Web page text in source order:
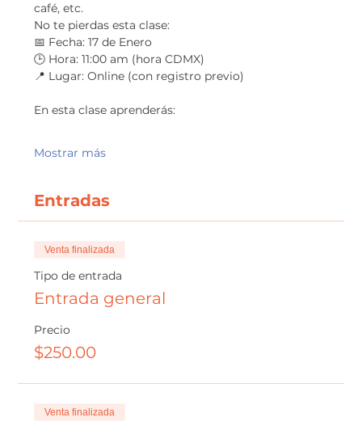
café, etc.
No te pierdas esta clase:
📅 Fecha: 17 de Enero
🕒 Hora: 11:00 am (hora CDMX)
📍 Lugar: Online (con registro previo)
En esta clase aprenderás:
Mostrar más
Entradas
Venta finalizada
Tipo de entrada
Entrada general
Precio
$250.00
Venta finalizada